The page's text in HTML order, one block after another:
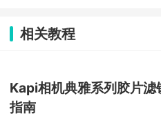
路、建筑、小巷、
土数据更准、公交
相关教程
Kapi相机典雅系列胶片滤
指南